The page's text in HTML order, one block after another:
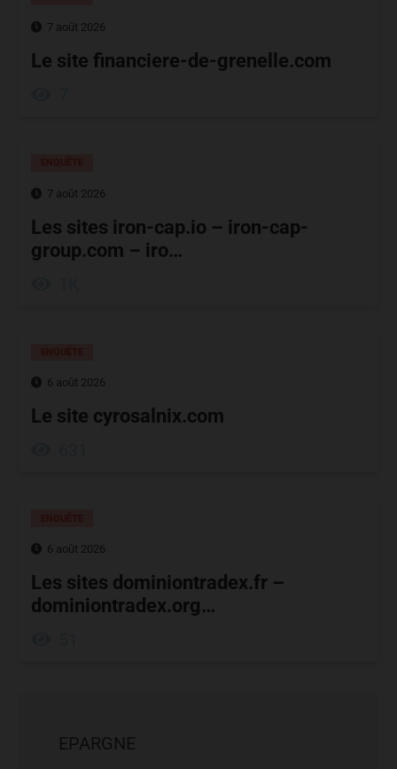
7 août 2026
Le site financiere-de-grenelle.com
7 août 2026
Les sites iron-cap.io – iron-cap-
group.com – iro…
6 août 2026
Le site cyrosalnix.com
6 août 2026
Les sites dominiontradex.fr –
dominiontradex.org…
EPARGNE